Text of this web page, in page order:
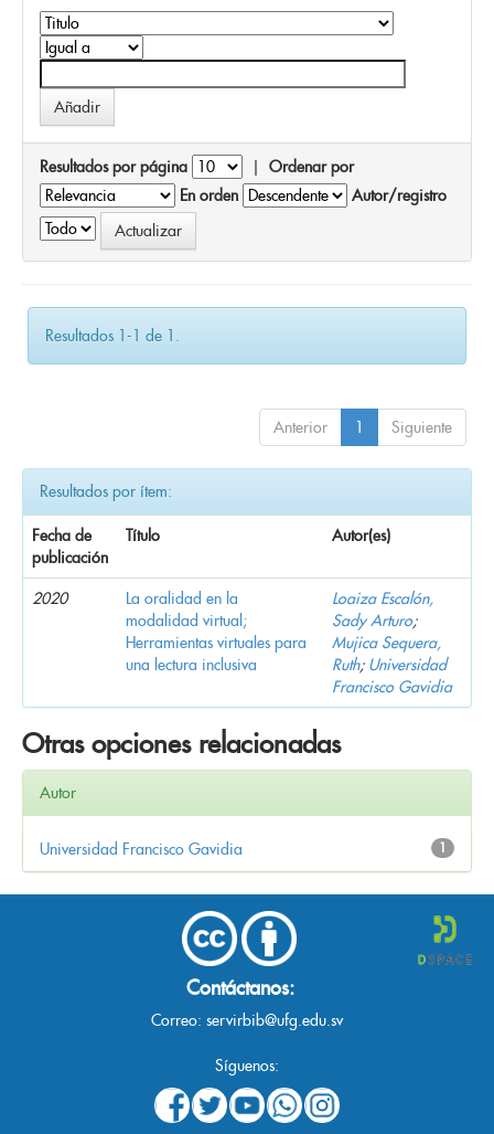
Resultados por página | Ordenar por
En orden
Autor/registro
Resultados 1-1 de 1.
Anterior 1 Siguiente
Resultados por ítem:
Fecha de
publicación
Título Autor(es)
2020
La oralidad en la
modalidad virtual;
Herramientas virtuales para
una lectura inclusiva
Loaiza Escalón,
Sady Arturo;
Mujica Sequera,
Ruth; Universidad
Francisco Gavidia
Otras opciones relacionadas
Autor
1
Universidad Francisco Gavidia
Contáctanos:
Correo: servirbib@ufg.edu.sv
Síguenos: